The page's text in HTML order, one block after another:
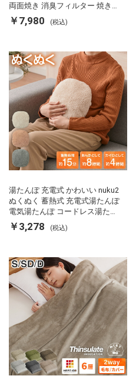
両面焼き 消臭フィルター 焼き魚
両面ヒーター タイマー付き SP-
FRS01 マットブラック シンプラ
￥7,980 (税込)
湯たんぽ 充電式 かわいい nuku2
ぬくぬく 蓄熱式 充電式湯たんぽ
電気湯たんぽ コードレス湯たん
ぽ エコ 節電 節約 省エネ 充電式
エコ電気あんか EWT-2143 スリ
￥3,278 (税込)